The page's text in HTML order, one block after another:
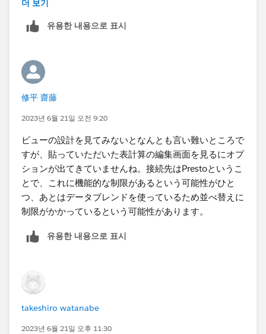
더 보기
유용한 내용으로 표시
修平 齋藤
2023년 6월 21일 오전 9:20
ビューの設計を見てみないとなんとも言い難いところで
すが、貼っていただいた表計算の編集画面を見るにオプ
ションが出てきていませんね。接続先はPrestoというこ
とで、これに機能的な制限があるという可能性がひと
つ、あとはデータブレンドを使っているため並べ替えに
制限がかかっているという可能性があります。
유용한 내용으로 표시
takeshiro watanabe
2023년 6월 21일 오후 11:30